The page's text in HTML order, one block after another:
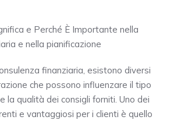
e Perché È Importante nella
e nella pianificazione
finanziaria, esistono diversi
che possono influenzare il tipo
la qualità dei consigli forniti. Uno dei
e vantaggiosi per i clienti è quello